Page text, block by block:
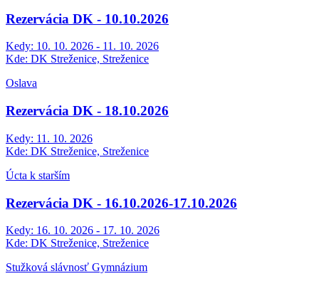
Rezervácia DK - 10.10.2026
Kedy: 10. 10. 2026 - 11. 10. 2026
Kde: DK Streženice, Streženice
Oslava
Rezervácia DK - 18.10.2026
Kedy: 11. 10. 2026
Kde: DK Streženice, Streženice
Úcta k starším
Rezervácia DK - 16.10.2026-17.10.2026
Kedy: 16. 10. 2026 - 17. 10. 2026
Kde: DK Streženice, Streženice
Stužková slávnosť Gymnázium